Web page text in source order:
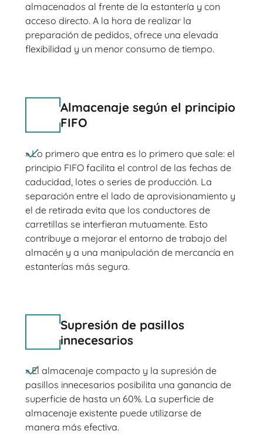
almacenados al frente de la estantería y con
acceso directo. A la hora de realizar la
preparación de pedidos, ofrece una elevada
flexibilidad y un menor consumo de tiempo.
Almacenaje según el principio
FIFO
» Lo primero que entra es lo primero que sale: el
principio FIFO facilita el control de las fechas de
caducidad, lotes o series de producción. La
separación entre el lado de aprovisionamiento y
el de retirada evita que los conductores de
carretillas se interfieran mutuamente. Esto
contribuye a mejorar el entorno de trabajo del
almacén y a una manipulación de mercancía en
estanterías más segura.
Supresión de pasillos
innecesarios
» El almacenaje compacto y la supresión de
pasillos innecesarios posibilita una ganancia de
superficie de hasta un 60%. La superficie de
almacenaje existente puede utilizarse de
manera más efectiva.